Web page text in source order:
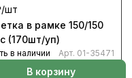
шт
в рамке 150/150
(170шт/уп)
в наличии Арт. 01-35471
В корзину